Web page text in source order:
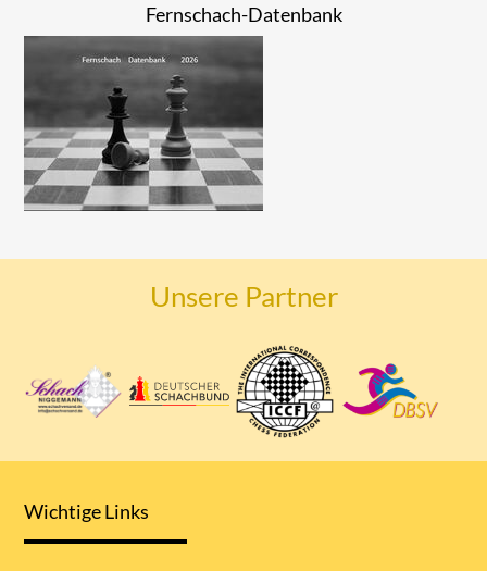
Fernschach-Datenbank
Unsere Partner
Wichtige Links